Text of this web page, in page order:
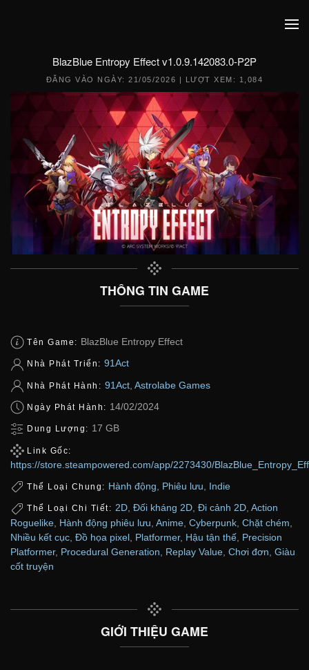
BlazBlue Entropy Effect v1.0.9.142083.0-P2P
ĐĂNG VÀO NGÀY:21/05/2026 | LƯỢT XEM: 1,084
THÔNG TIN GAME
Tên Game: BlazBlue Entropy Effect
Nhà Phát Triển: 91Act
Nhà Phát Hành: 91Act, Astrolabe Games
Ngày Phát Hành: 14/02/2024
Dung Lượng: 17 GB
Link Gốc:
https://store.steampowered.com/app/2273430/
Thể Loại Chung: Hành động Phiêu lưu Indie
Thể Loại Chi Tiết: 2D, Đối kháng 2D, Đi cảnh 2D, Action
Roguelike Hành động phiêu lưu Anime Cyberpunk Chặt chém
Nhiều kết cục Đồ họa pixel Platformer, Hậu tận thế Precision
Platformer, Procedural Generation Replay Value Chơi đơn Giàu
cốt truyện
GIỚI THIỆU GAME